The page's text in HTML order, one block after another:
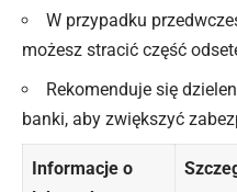
W przypadku
możesz stracić część
Rekomenduje się
banki, aby zwiększyć
Informacje o